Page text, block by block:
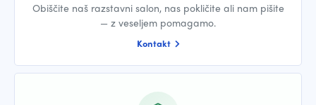
Obiščite naš razstavni salon, nas pokličite ali nam pišite
— z veseljem pomagamo.
Kontakt